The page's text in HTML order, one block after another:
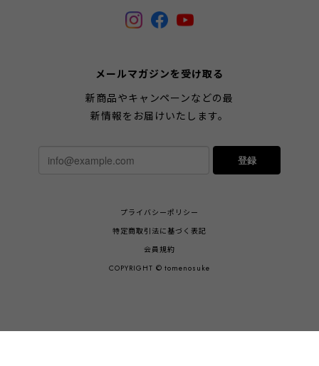
メールマガジンを受け取る
新商品やキャンペーンなどの最
新情報をお届けいたします。
登録
プライバシーポリシー
特定商取引法に基づく表記
会員規約
COPYRIGHT © tomenosuke